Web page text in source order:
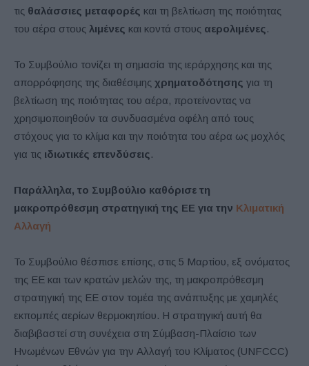
τις θαλάσσιες μεταφορές και τη βελτίωση της ποιότητας
του αέρα στους λιμένες και κοντά στους αερολιμένες .
Το Συμβούλιο τονίζει τη σημασία της ιεράρχησης και της
απορρόφησης της διαθέσιμης χρηματοδότησης για τη
βελτίωση της ποιότητας του αέρα, προτείνοντας να
χρησιμοποιηθούν τα συνδυασμένα οφέλη από τους
στόχους για το κλίμα και την ποιότητα του αέρα ως μοχλός
για τις ιδιωτικές επενδύσεις .
Παράλληλα, το Συμβούλιο καθόρισε τη
μακροπρόθεσμη στρατηγική της ΕΕ για την Κλιματική
Αλλαγή
Το Συμβούλιο θέσπισε επίσης, στις 5 Μαρτίου, εξ ονόματος
της ΕΕ και των κρατών μελών της, τη μακροπρόθεσμη
στρατηγική της ΕΕ στον τομέα της ανάπτυξης με χαμηλές
εκπομπές αερίων θερμοκηπίου. Η στρατηγική αυτή θα
διαβιβαστεί στη συνέχεια στη Σύμβαση-Πλαίσιο των
Ηνωμένων Εθνών για την Αλλαγή του Κλίματος (UNFCCC)